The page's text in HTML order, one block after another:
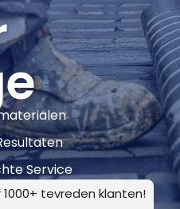
Service
1000+ tevreden klanten!